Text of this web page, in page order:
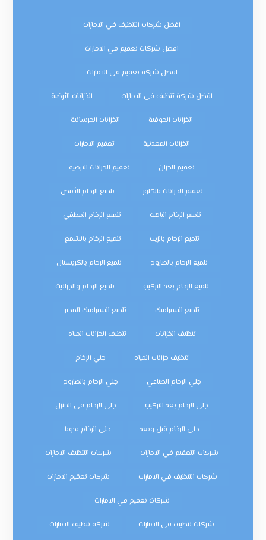
افضل شركات التنظيف في الامارات
افضل شركات تعقيم في الامارات
افضل شركة تعقيم في الامارات
افضل شركة تنظيف في الامارات الخزانات الأرضية
الخزانات الجوفية الخزانات الخرسانية
الخزانات المعدنية تعقيم الامارات
تعقيم الخزان تعقيم الخزانات الارضية
تعقيم الخزانات بالكلور تلميع الرخام الأبيض
تلميع الرخام الباهت تلميع الرخام المطفي
تلميع الرخام بالزيت تلميع الرخام بالشمع
تلميع الرخام بالصاروخ تلميع الرخام بالكريستال
تلميع الرخام بعد التركيب تلميع الرخام والجرانيت
تلميع السيراميك تلميع السيراميك المجير
تنظيف الخزانات تنظيف الخزانات المياه
تنظيف خزانات المياه جلي الرخام
جلي الرخام الصناعي جلي الرخام بالصاروخ
جلي الرخام بعد التركيب جلي الرخام في المنزل
جلي الرخام قبل وبعد جلي الرخام يدويا
شركات التعقيم في الامارات شركات التنظيف الامارات
شركات التنظيف في الامارات شركات تعقيم الامارات
شركات تعقيم في الامارات
شركات تنظيف في الامارات شركة تنظيف الامارات